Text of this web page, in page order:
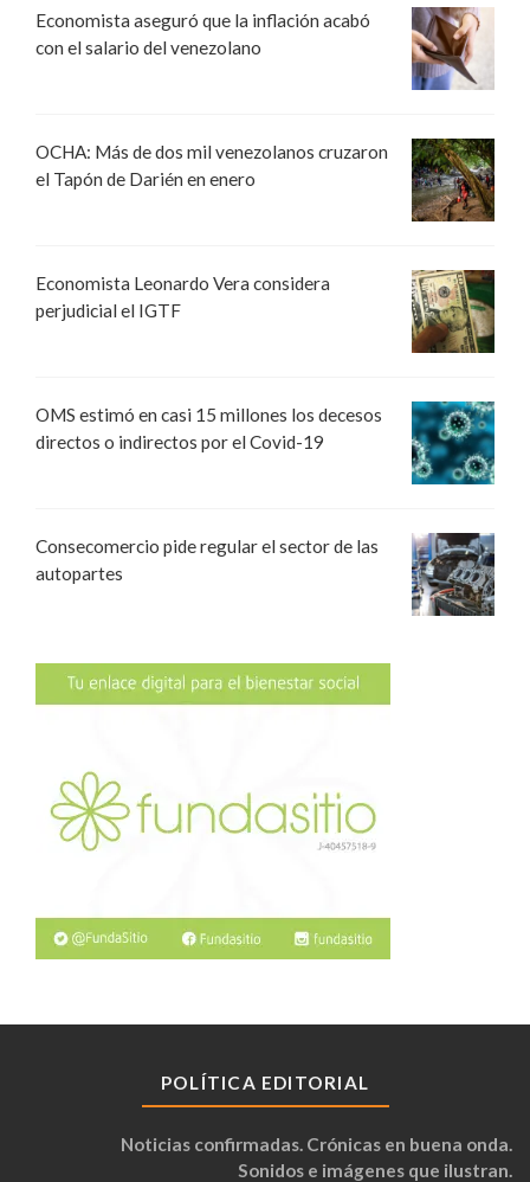
Economista aseguró que la inflación acabó
con el salario del venezolano
OCHA: Más de dos mil venezolanos cruzaron
el Tapón de Darién en enero
Economista Leonardo Vera considera
perjudicial el IGTF
OMS estimó en casi 15 millones los decesos
directos o indirectos por el Covid-19
Consecomercio pide regular el sector de las
autopartes
POLÍTICA EDITORIAL
Noticias confirmadas. Crónicas en buena onda.
Sonidos e imágenes que ilustran.